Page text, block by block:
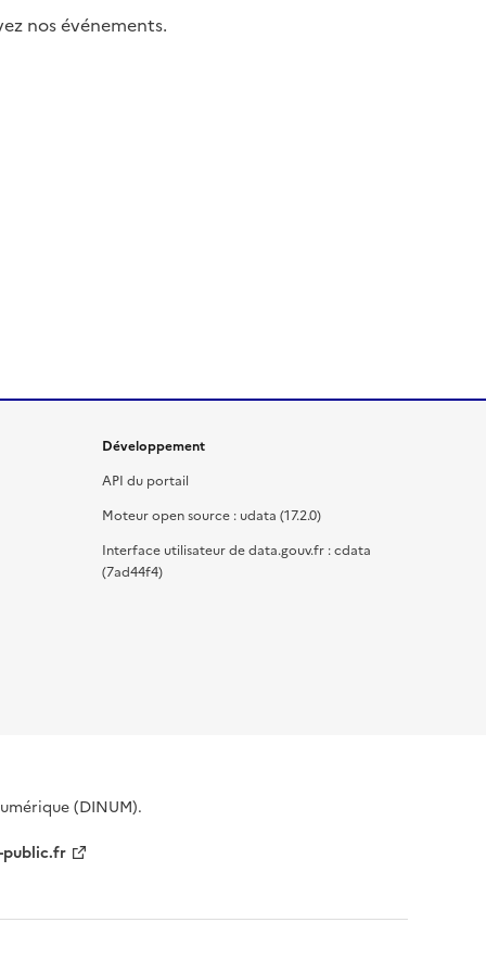
nos événements.
Développement
API du portail
Moteur open source : udata (17.2.0)
Interface utilisateur de data.gouv.fr : cdata
(7ad44f4)
(DINUM).
public.fr